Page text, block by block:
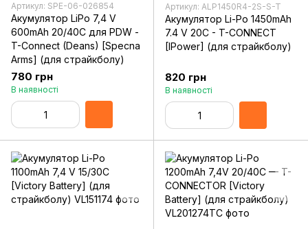
Артикул: SPE-06-026854
Акумулятор LiPo 7,4 V
600mAh 20/40C для PDW -
T-Connect (Deans) [Specna
Arms] (для страйкболу)
780 грн
В наявності
Артикул: ALP1450R4-2S-S-T
Акумулятор Li-Po 1450mAh
7.4 V 20C - T-CONNECT
[IPower] (для страйкболу)
820 грн
В наявності